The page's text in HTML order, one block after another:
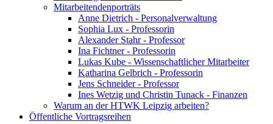
Mitarbeitendenporträts
Anne Dietrich - Personalverwaltung
Sophia Lux - Professorin
Alexander Stahr - Professor
Ina Fichtner - Professorin
Lukas Kube - Wissenschaftlicher Mitarbeiter
Katharina Gelbrich - Professorin
Jens Schneider - Professor
Ines Wetzig und Christin Tunack - Finanzen
Warum an der HTWK Leipzig arbeiten?
Öffentliche Vortragsreihen